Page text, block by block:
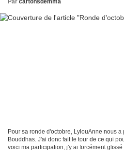
Pour sa ronde d'octobre, LylouAnne nous
Bouddhas. J'ai donc fait le tour de ce qui
voici ma participation, j'y ai forcément